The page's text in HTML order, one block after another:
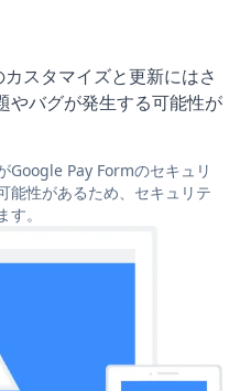
スタマイズと更新にはさ
やバグが発生する可能性が
Google Pay Formのセキュリ
能性があるため、セキュリテ
。